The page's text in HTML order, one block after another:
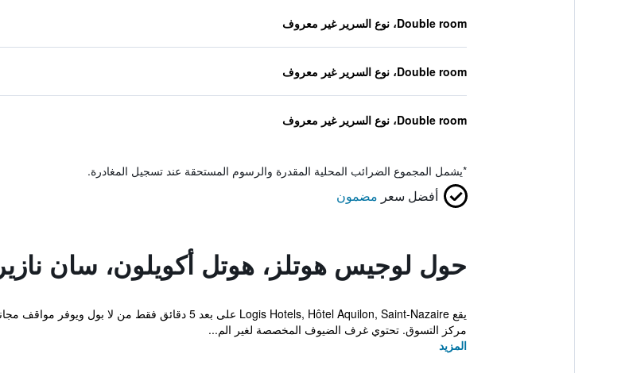
Double room، نوع السرير غير معروف
Double room، نوع السرير غير معروف
Double room، نوع السرير غير معروف
*يشمل المجموع الضرائب المحلية المقدرة والرسوم المستحقة عند تسجيل المغادرة.
أفضل سعر مضمون
حول لوجيس هوتلز، هوتل أكويلون، سان نازير
مركز التسوق. تحتوي غرف الضيوف المخصصة لغير الم...
المزيد